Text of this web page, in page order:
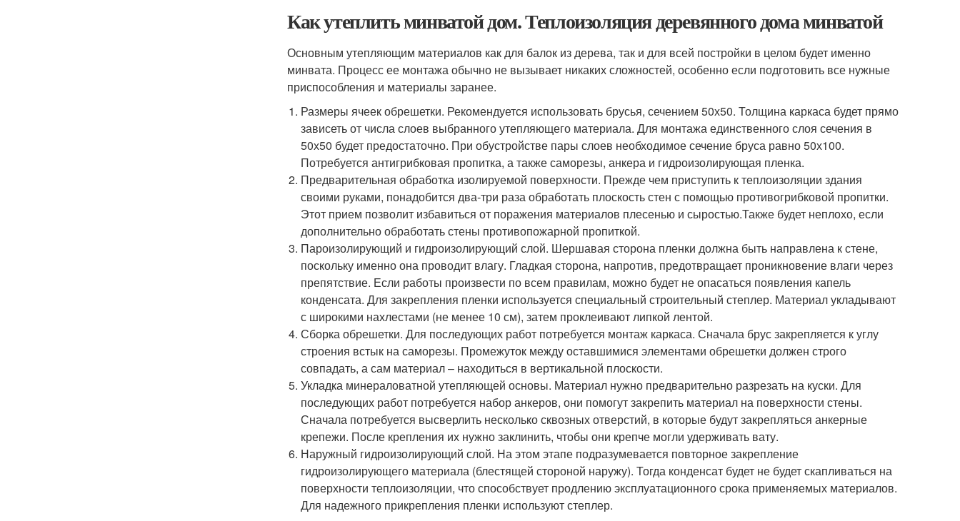
Как утеплить минватой дом. Теплоизоляция деревянного дома минватой
Основным утепляющим материалов как для балок из дерева, так и для всей постройки в целом будет именно
минвата. Процесс ее монтажа обычно не вызывает никаких сложностей, особенно если подготовить все нужные
приспособления и материалы заранее.
Размеры ячеек обрешетки. Рекомендуется использовать брусья, сечением 50х50. Толщина каркаса будет прямо
зависеть от числа слоев выбранного утепляющего материала. Для монтажа единственного слоя сечения в
50х50 будет предостаточно. При обустройстве пары слоев необходимое сечение бруса равно 50х100.
Потребуется антигрибковая пропитка, а также саморезы, анкера и гидроизолирующая пленка.
Предварительная обработка изолируемой поверхности. Прежде чем приступить к теплоизоляции здания
своими руками, понадобится два-три раза обработать плоскость стен с помощью противогрибковой пропитки.
Этот прием позволит избавиться от поражения материалов плесенью и сыростью.Также будет неплохо, если
дополнительно обработать стены противопожарной пропиткой.
Пароизолирующий и гидроизолирующий слой. Шершавая сторона пленки должна быть направлена к стене,
поскольку именно она проводит влагу. Гладкая сторона, напротив, предотвращает проникновение влаги через
препятствие. Если работы произвести по всем правилам, можно будет не опасаться появления капель
конденсата. Для закрепления пленки используется специальный строительный степлер. Материал укладывают
с широкими нахлестами (не менее 10 см), затем проклеивают липкой лентой.
Сборка обрешетки. Для последующих работ потребуется монтаж каркаса. Сначала брус закрепляется к углу
строения встык на саморезы. Промежуток между оставшимися элементами обрешетки должен строго
совпадать, а сам материал – находиться в вертикальной плоскости.
Укладка минераловатной утепляющей основы. Материал нужно предварительно разрезать на куски. Для
последующих работ потребуется набор анкеров, они помогут закрепить материал на поверхности стены.
Сначала потребуется высверлить несколько сквозных отверстий, в которые будут закрепляться анкерные
крепежи. После крепления их нужно заклинить, чтобы они крепче могли удерживать вату.
Наружный гидроизолирующий слой. На этом этапе подразумевается повторное закрепление
гидроизолирующего материала (блестящей стороной наружу). Тогда конденсат будет не будет скапливаться на
поверхности теплоизоляции, что способствует продлению эксплуатационного срока применяемых материалов.
Для надежного прикрепления пленки используют степлер.